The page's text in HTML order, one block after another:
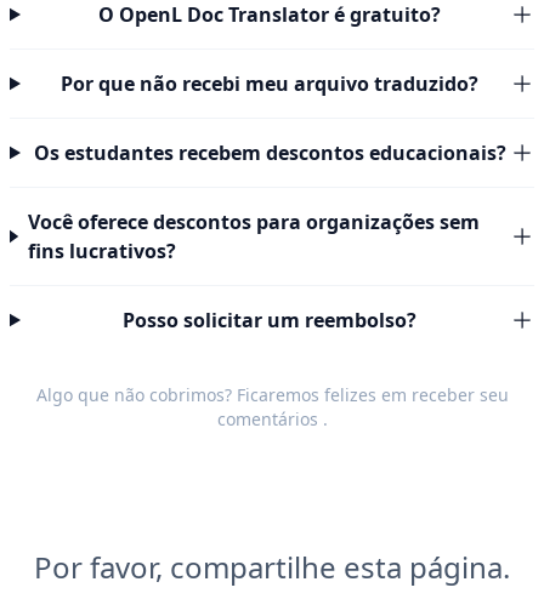
O OpenL Doc Translator é gratuito?
Por que não recebi meu arquivo traduzido?
Os estudantes recebem descontos educacionais?
Você oferece descontos para organizações sem
fins lucrativos?
Posso solicitar um reembolso?
Algo que não cobrimos? Ficaremos felizes em receber seu
comentários .
Por favor, compartilhe esta página.